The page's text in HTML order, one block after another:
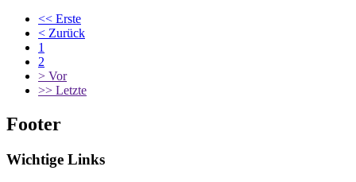
<< Erste
< Zurück
1
2
> Vor
>> Letzte
Footer
Wichtige Links